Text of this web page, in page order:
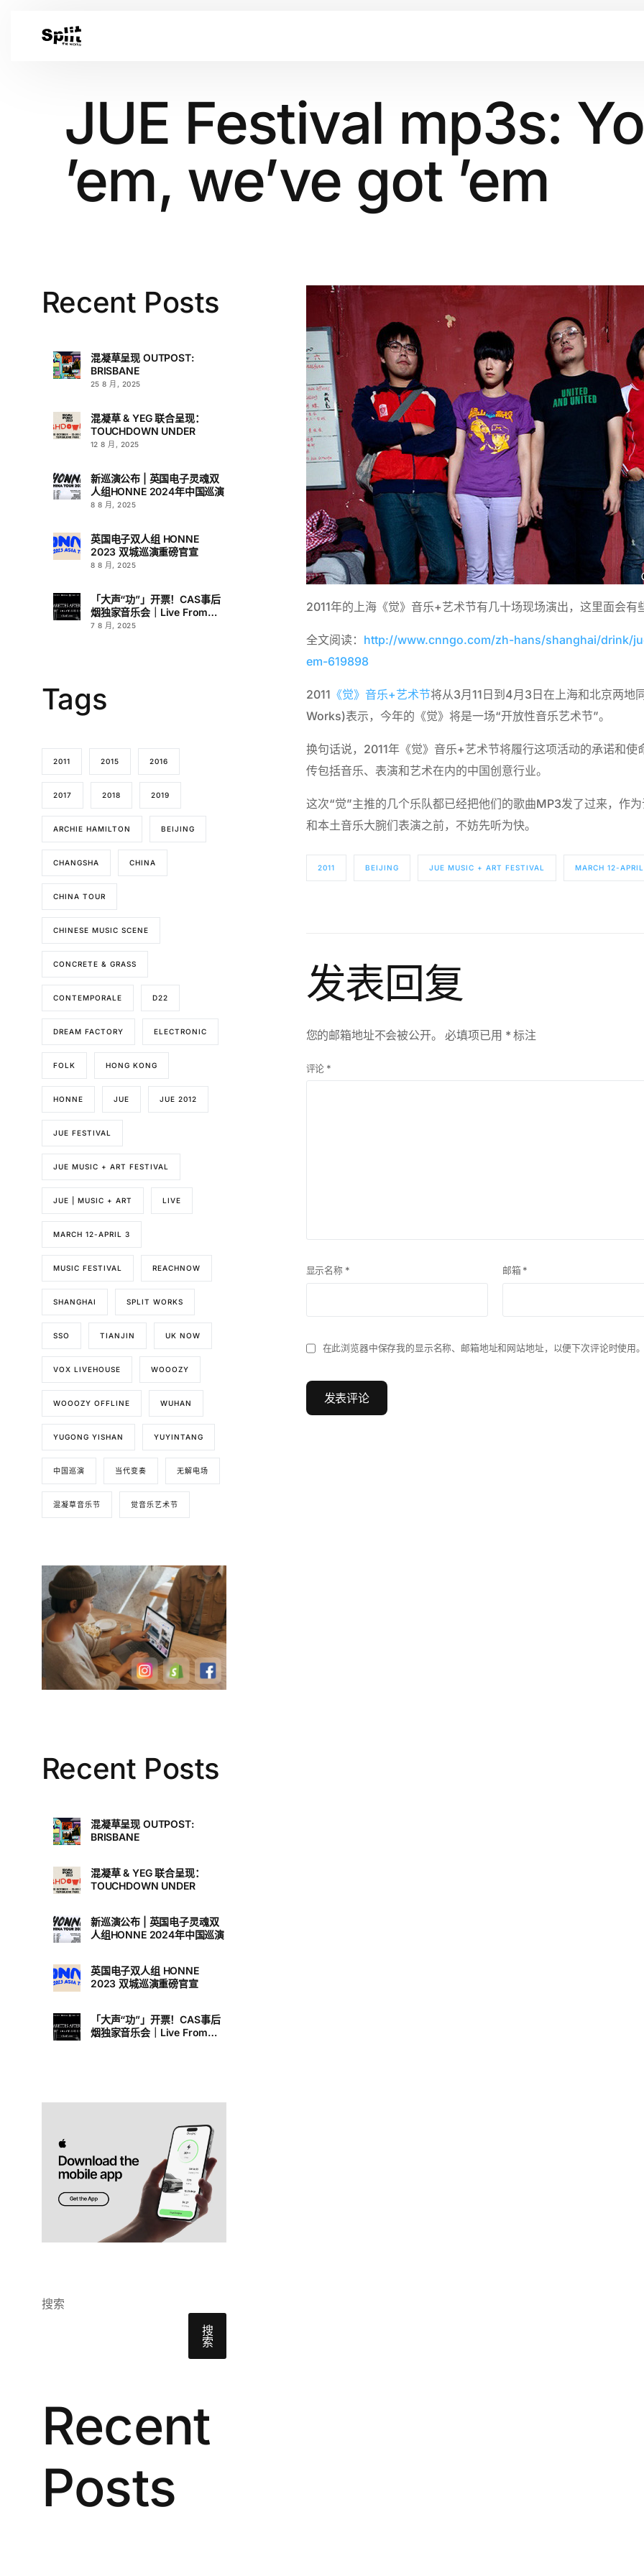
JUE Festival mp3s:
’em, we’ve got ’em
2011年的上海《觉》音乐+艺术节有几十场现场演出，这里面会
全文阅读： http://www.cnngo.com/zh-hans/shanghai/drink/
em-619898
2011 《觉》音乐+艺术节将从3月11日到4月3日在上海和北京两地
Works)表示，今年的《觉》将是一场“开放性音乐艺术节”。
换句话说，2011年《觉》音乐+艺术节将履行这项活动的承诺和
传包括音乐、表演和艺术在内的中国创意行业。
这次“觉”主推的几个乐队都已经把他们的歌曲MP3发了过来，作
和本土音乐大腕们表演之前，不妨先听为快。
2011 BEIJING JUE MUSIC + ART FESTIVAL MARCH 12-
发表回复
您的邮箱地址不会被公开。 必填项已用 * 标注
评论 *
显示名称 * 邮箱 *
在此浏览器中保存我的显示名称、邮箱地址和网站地址，以便下次评论时使用
Recent Posts
混凝草呈现 OUTPOST:
BRISBANE
25 8 月, 2025
混凝草 & YEG 联合呈现：
TOUCHDOWN UNDER
12 8 月, 2025
新巡演公布 | 英国电子灵魂双
人组HONNE 2024年中国巡演
8 8 月, 2025
英国电子双人组 HONNE
2023 双城巡演重磅官宣
8 8 月, 2025
「大声“功”」开票！CAS事后
烟独家音乐会｜Live From
L.A.
7 8 月, 2025
Tags
2011 2015 2016
2017 2018 2019
ARCHIE HAMILTON BEIJING
CHANGSHA CHINA
CHINA TOUR
CHINESE MUSIC SCENE
CONCRETE & GRASS
CONTEMPORALE D22
DREAM FACTORY ELECTRONIC
FOLK HONG KONG
HONNE JUE JUE 2012
JUE FESTIVAL
JUE MUSIC + ART FESTIVAL
JUE | MUSIC + ART LIVE
MARCH 12-APRIL 3
MUSIC FESTIVAL REACHNOW
SHANGHAI SPLIT WORKS
SSO TIANJIN UK NOW
VOX LIVEHOUSE WOOOZY
WOOOZY OFFLINE WUHAN
YUGONG YISHAN YUYINTANG
中国巡演 当代变奏 无解电场
混凝草音乐节 觉音乐艺术节
Recent Posts
混凝草呈现 OUTPOST:
BRISBANE
混凝草 & YEG 联合呈现：
TOUCHDOWN UNDER
新巡演公布 | 英国电子灵魂双
人组HONNE 2024年中国巡演
英国电子双人组 HONNE
2023 双城巡演重磅官宣
「大声“功”」开票！CAS事后
烟独家音乐会｜Live From
搜索
搜
索
Recent
Posts